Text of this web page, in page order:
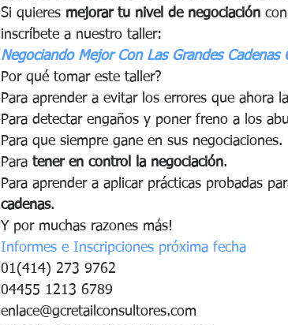
Si quieres mejorar tu nivel de negociación
inscríbete a nuestro taller:
Negociando Mejor Con Las Grandes Cadenas
Por qué tomar este taller?
Para aprender a evitar los errores que ahora
Para detectar engaños y poner freno a los
Para que siempre gane en sus negociaciones.
Para tener en control la negociación.
Para aprender a aplicar prácticas probadas
cadenas.
Y por muchas razones más!
Informes e Inscripciones próxima fecha
01(414) 273 9762
04455 1213 6789
enlace@gcretailconsultores.com